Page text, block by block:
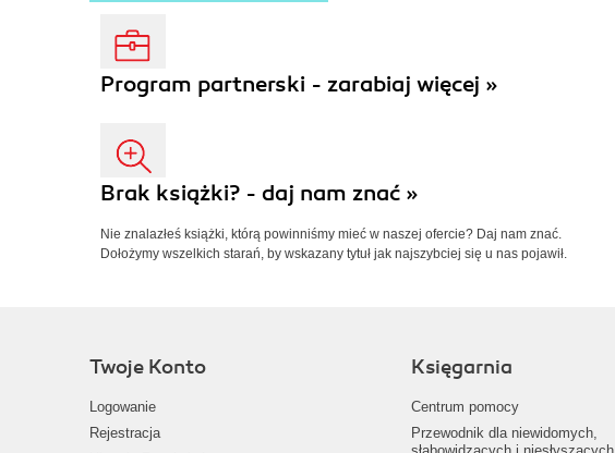
Program partnerski - zarabiaj więcej »
Brak książki? - daj nam znać »
Nie znalazłeś książki, którą powinniśmy mieć w naszej ofercie? Daj nam znać.
Dołożymy wszelkich starań, by wskazany tytuł jak najszybciej się u nas pojawił.
Twoje Konto
Logowanie
Rejestracja
Księgarnia
Centrum pomocy
Przewodnik dla niewidomych,